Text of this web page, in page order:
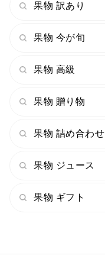
果物 訳あり
果物 今が旬
果物 高級
果物 贈り物
果物 詰め合わせ
果物 ジュース
果物 ギフト